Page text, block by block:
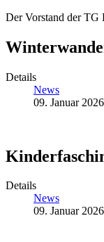
Der Vorstand der TG
Details
News
09. Januar 2026
Details
News
09. Januar 2026